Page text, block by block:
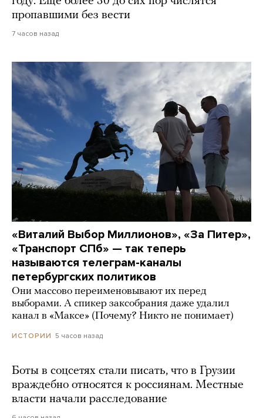
пропавшими без вести
7 часов назад
«Виталий Выбор Миллионов», «За Питер»,
«Транспорт СПб» — так теперь
называются телеграм-каналы
петербургских политиков
Они массово переименовывают их перед
выборами. А спикер заксобрания даже удалил
канал в «Максе» (Почему? Никто не понимает)
ИСТОРИИ 5 часов назад
Боты в соцсетях стали писать, что в Грузии
враждебно относятся к россиянам. Местные
власти начали расследование